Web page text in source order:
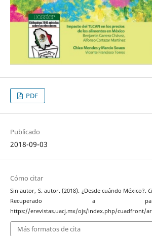
PDF
Publicado
2018-09-03
Cómo citar
Sin autor, S. autor. (2018). ¿Desde cuándo México?.
Recuperado a
https://erevistas.uacj.mx/ojs/index.php/cuadfront/
Más formatos de cita